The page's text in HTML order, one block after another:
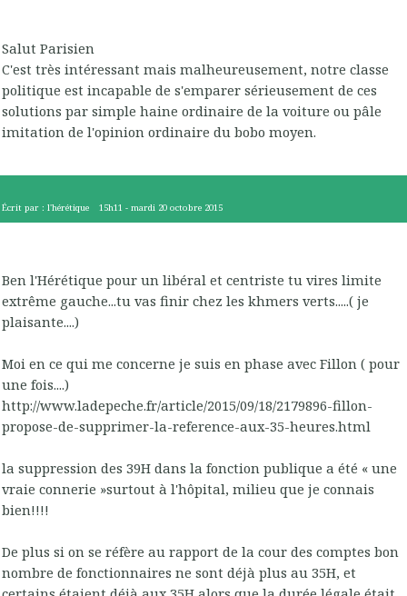
Salut Parisien
C'est très intéressant mais malheureusement, notre classe
politique est incapable de s'emparer sérieusement de ces
solutions par simple haine ordinaire de la voiture ou pâle
imitation de l'opinion ordinaire du bobo moyen.
Écrit par : l'hérétique 15h11 -mardi 20 octobre 2015
Ben l'Hérétique pour un libéral et centriste tu vires limite
extrême gauche...tu vas finir chez les khmers verts.....( je
plaisante....)
Moi en ce qui me concerne je suis en phase avec Fillon ( pour
une fois....)
http://www.ladepeche.fr/article/2015/09/18/2179896-fillon-
propose-de-supprimer-la-reference-aux-35-heures.html
la suppression des 39H dans la fonction publique a été « une
vraie connerie »surtout à l'hôpital, milieu que je connais
bien!!!!
De plus si on se réfère au rapport de la cour des comptes bon
nombre de fonctionnaires ne sont déjà plus au 35H, et